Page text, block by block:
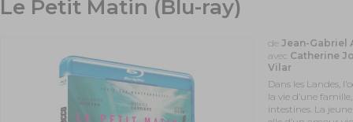
Le Petit Matin (Blu-ray)
de Jean-Gabriel
avec Catherine
Vilar
Dans les Landes,
la vie d’une
intestines. La